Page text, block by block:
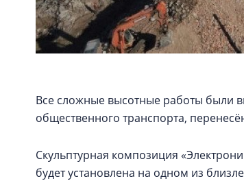
Все сложные высотные работы были
общественного транспорта,
Скульптурная композиция
будет установлена на одном из